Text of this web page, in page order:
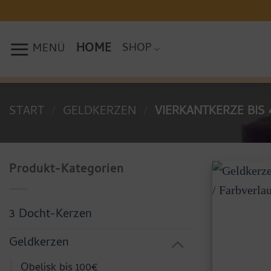
Inhalt
springenMENÜ HOME SHOP
START GELDKERZEN VIERKANTKERZE
Produkt-Kategorien
3 Docht-Kerzen
Geldkerzen